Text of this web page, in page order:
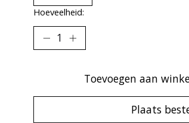
Hoeveelheid:
Toevoegen aan
Plaats